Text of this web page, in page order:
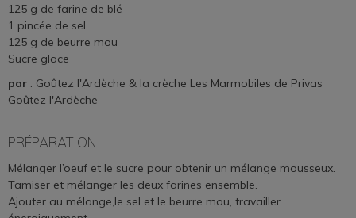
125 g de farine de blé
1 pincée de sel
125 g de beurre mou
Sucre glace
par : Goûtez l'Ardèche & la crèche Les Marmobiles de Privas
Goûtez l'Ardèche
PRÉPARATION
Mélanger l’oeuf et le sucre pour obtenir un mélange mousseux.
Tamiser et mélanger les deux farines ensemble.
Ajouter au mélange,le sel et le beurre mou, travailler